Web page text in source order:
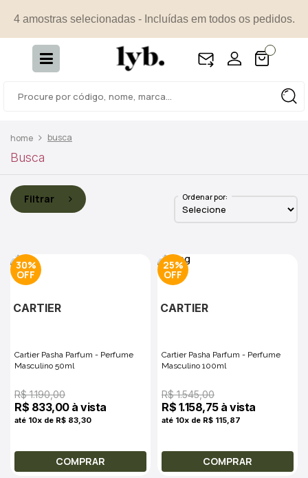
4 amostras selecionadas - Incluídas em todos os pedidos.
busca
Busca
Filtrar Ordenar por:
30%
CARTIER
Cartier Pasha Parfum - Perfume
Masculino 50ml
R$ 1.190,00
R$ 833,00 à vista
até 10x de R$ 83,30
COMPRAR
25%
CARTIER
Cartier Pasha Parfum - Perfume
Masculino 100ml
R$ 1.545,00
R$ 1.158,75 à vista
até 10x de R$ 115,87
COMPRAR